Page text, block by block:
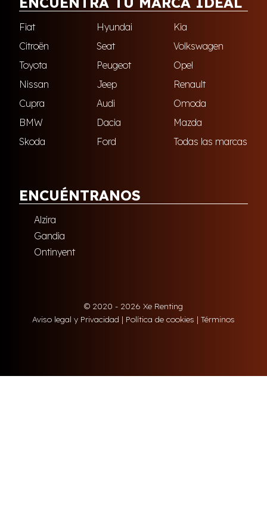
Fiat Hyundai
Kia
Citroën
Seat
Volkswagen
Toyota
Peugeot
Opel
Nissan
Jeep
Renault
Cupra
Audi
Omoda
BMW
Dacia
Mazda
Skoda
Ford Todas las marcas
ENCUÉNTRANOS
Alzira
Gandia
Ontinyent
© 2020 - 2026 Xe Renting
Aviso legal y Privacidad | Política de cookies | Términos